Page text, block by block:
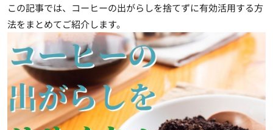
この記事では、コーヒーの出がらしを捨てずに有効活用する方
法をまとめてご紹介します。